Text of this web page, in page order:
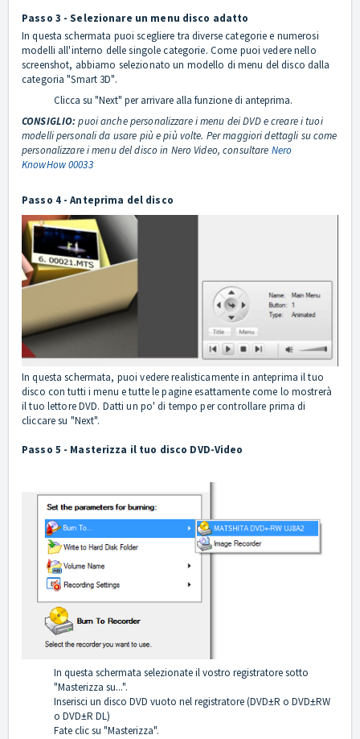
Passo 3 - Selezionare un menu disco adatto
In questa schermata puoi scegliere tra diverse categorie e numerosi
modelli all'interno delle singole categorie. Come puoi vedere nello
screenshot, abbiamo selezionato un modello di menu del disco dalla
categoria "Smart 3D".
Clicca su "Next" per arrivare alla funzione di anteprima.
CONSIGLIO: puoi anche personalizzare i menu dei DVD e creare i tuoi
modelli personali da usare più e più volte. Per maggiori dettagli su come
personalizzare i menu del disco in Nero Video, consultare Nero
KnowHow 00033
Passo 4 - Anteprima del disco
In questa schermata, puoi vedere realisticamente in anteprima il tuo
disco con tutti i menu e tutte le pagine esattamente come lo mostrerà
il tuo lettore DVD. Datti un po' di tempo per controllare prima di
cliccare su "Next".
Passo 5 - Masterizza il tuo disco DVD-Video
In questa schermata selezionate il vostro registratore sotto
"Masterizza su...".
Inserisci un disco DVD vuoto nel registratore (DVD±R o DVD±RW
o DVD±R DL)
Fate clic su "Masterizza".